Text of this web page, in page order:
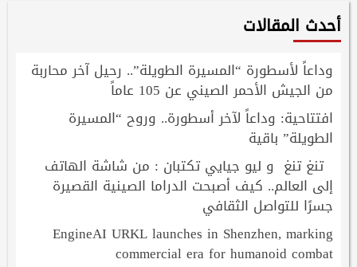
أحدث المقالات
وداعاً لأسطورة “المسيرة الطويلة”.. رحيل آخر محاربة
من الجيش الأحمر الصيني عن 105 عاماً
افتتاحية: وداعاً لآخر أسطورة.. وروح “المسيرة
الطويلة” باقية
تنغ تنغ و ليو جيايي تكتبان : من شاشة الهاتف
إلى العالم.. كيف أصبحت الدراما الصينية القصيرة
جسرًا للتواصل الثقافي
EngineAI URKL launches in Shenzhen, marking
commercial era for humanoid combat